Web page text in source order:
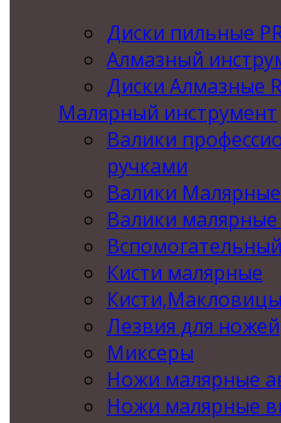
Диски пильные
Алмазный
Диски Алмазные
Малярный инструмент
Валики
ручками
Валики
Валики
Кисти малярные
Кисти,Макловицы
Лезвия для ножей
Миксеры
Ножи малярные
Ножи малярные